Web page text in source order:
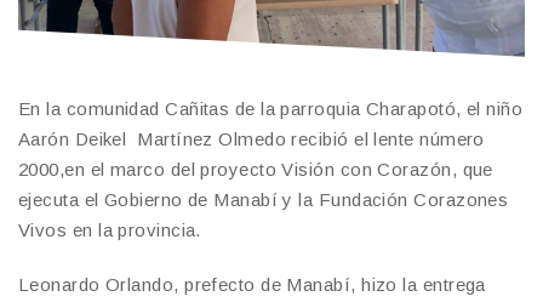
En la comunidad Cañitas de la parroquia Charapotó, el niño
Aarón Deikel Martínez Olmedo recibió el lente número
2000,en el marco del proyecto Visión con Corazón, que
ejecuta el Gobierno de Manabí y la Fundación Corazones
Vivos en la provincia.
Leonardo Orlando, prefecto de Manabí, hizo la entrega